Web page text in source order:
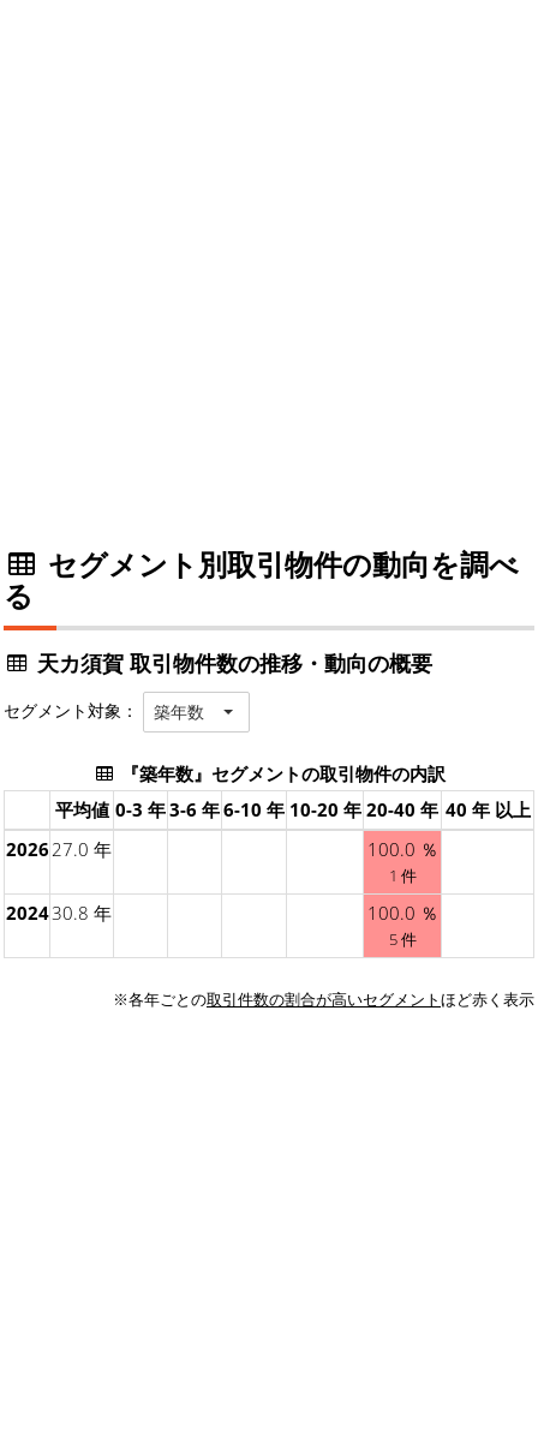
セグメント別取引物件の動向を調べ
る
天カ須賀 取引物件数の推移・動向の概要
セグメント対象： 築年数
『築年数』セグメントの取引物件の内訳
平均値 0-3 年3-6 年6-10 年 10-20 年 20-40 年 40 年 以上
202627.0 年 100.0 ％
1 件
202430.8 年 100.0 ％
5 件
※各年ごとの取引件数の割合が高いセグメントほど赤く表示